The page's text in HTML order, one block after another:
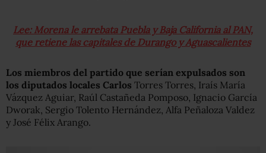
Lee: Morena le arrebata Puebla y Baja California al PAN,
que retiene las capitales de Durango y Aguascalientes
Los miembros del partido que serían expulsados son
los diputados locales Carlos Torres Torres, Iraís María
Vázquez Aguiar, Raúl Castañeda Pomposo, Ignacio García
Dworak, Sergio Tolento Hernández, Alfa Peñaloza Valdez
y José Félix Arango.